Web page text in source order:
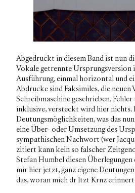
Abgedruckt in diesem Band ist nun
Vokale getrennte Ursprungsversion
Ausführung, einmal horizontal und
Abdrucke sind Faksimiles, die neuen
Schreibmaschine geschrieben.
inklusive, versteckt wird hier nichts.
Deutungsmöglichkeiten, was das
eine Über- oder Umsetzung des
sympathischen Nachwort (wer
zitiert kann kein so falscher
Stefan Humbel diesen Überlegungen
mir hier jetzt, ganz eigene
das, woran mich dr ltzt Krnz